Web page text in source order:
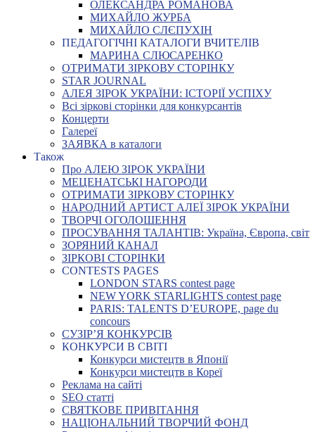
ОЛЕКСАНДРА РОМАНОВА
МИХАЙЛО ЖУРБА
МИХАЙЛО СЛЄПУХІН
ПЕДАГОГІЧНІ КАТАЛОГИ ВЧИТЕЛІВ
МАРИНА СЛЮСАРЕНКО
ОТРИМАТИ ЗІРКОВУ СТОРІНКУ
STAR JOURNAL
АЛЕЯ ЗІРОК УКРАЇНИ: ІСТОРІЇ УСПІХУ
Всі зіркові сторінки для конкурсантів
Концерти
Галереї
ЗАЯВКА в каталоги
Також
Про АЛЕЮ ЗІРОК УКРАЇНИ
МЕЦЕНАТСЬКІ НАГОРОДИ
ОТРИМАТИ ЗІРКОВУ СТОРІНКУ
НАРОДНИЙ АРТИСТ АЛЕЇ ЗІРОК УКРАЇНИ
ТВОРЧІ ОГОЛОШЕННЯ
ПРОСУВАННЯ ТАЛАНТІВ: Україна, Європа, світ
ЗОРЯНИЙ КАНАЛ
ЗІРКОВІ СТОРІНКИ
CONTESTS PAGES
LONDON STARS contest page
NEW YORK STARLIGHTS contest page
PARIS: TALENTS D’EUROPE, page du
concours
СУЗІР’Я КОНКУРСІВ
КОНКУРСИ В СВІТІ
Конкурси мистецтв в Японії
Конкурси мистецтв в Кореї
Реклама на сайті
SEO статті
СВЯТКОВЕ ПРИВІТАННЯ
НАЦІОНАЛЬНИЙ ТВОРЧИЙ ФОНД